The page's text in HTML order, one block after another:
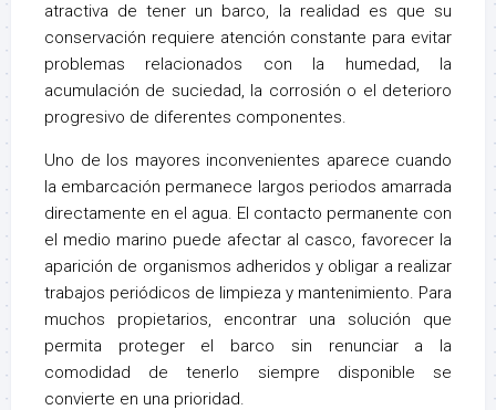
atractiva de tener un barco, la realidad es que su
conservación requiere atención constante para evitar
problemas relacionados con la humedad, la
acumulación de suciedad, la corrosión o el deterioro
progresivo de diferentes componentes.
Uno de los mayores inconvenientes aparece cuando
la embarcación permanece largos periodos amarrada
directamente en el agua. El contacto permanente con
el medio marino puede afectar al casco, favorecer la
aparición de organismos adheridos y obligar a realizar
trabajos periódicos de limpieza y mantenimiento. Para
muchos propietarios, encontrar una solución que
permita proteger el barco sin renunciar a la
comodidad de tenerlo siempre disponible se
convierte en una prioridad.